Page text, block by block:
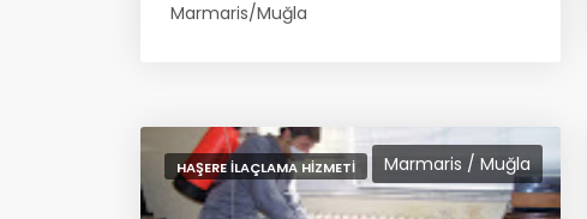
Marmaris/Muğla
Marmaris / Muğla
HAŞERE İLAÇLAMA HIZMETI